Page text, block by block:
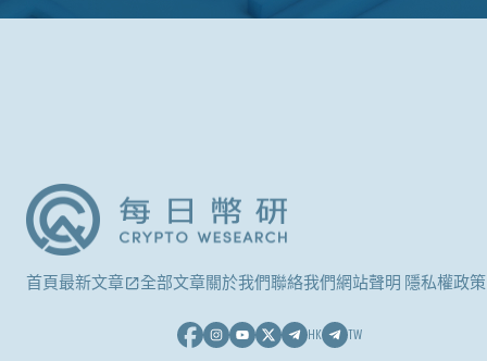
首頁最新文章 全部文章關於我們聯絡我們網站聲明 隱私權政策
HK TW